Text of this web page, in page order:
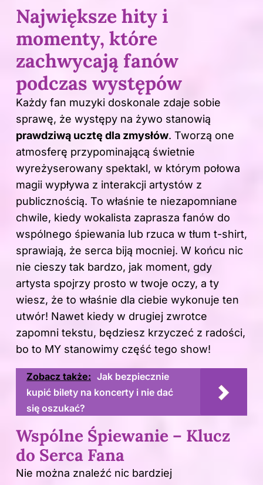
Największe hity i
momenty, które
zachwycają fanów
podczas występów
Każdy fan muzyki doskonale zdaje sobie
sprawę, że występy na żywo stanowią
prawdziwą ucztę dla zmysłów. Tworzą one
atmosferę przypominającą świetnie
wyreżyserowany spektakl, w którym połowa
magii wypływa z interakcji artystów z
publicznością. To właśnie te niezapomniane
chwile, kiedy wokalista zaprasza fanów do
wspólnego śpiewania lub rzuca w tłum t-shirt,
sprawiają, że serca biją mocniej. W końcu nic
nie cieszy tak bardzo, jak moment, gdy
artysta spojrzy prosto w twoje oczy, a ty
wiesz, że to właśnie dla ciebie wykonuje ten
utwór! Nawet kiedy w drugiej zwrotce
zapomni tekstu, będziesz krzyczeć z radości,
bo to MY stanowimy część tego show!
Zobacz także: Jak bezpiecznie
kupić bilety na koncerty i nie dać
się oszukać?
Wspólne Śpiewanie – Klucz
do Serca Fana
Nie można znaleźć nic bardziej